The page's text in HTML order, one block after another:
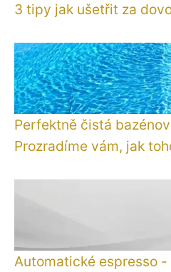
3 tipy jak ušetřit za
Perfektně čistá
Prozradíme vám, jak
Automatické espresso